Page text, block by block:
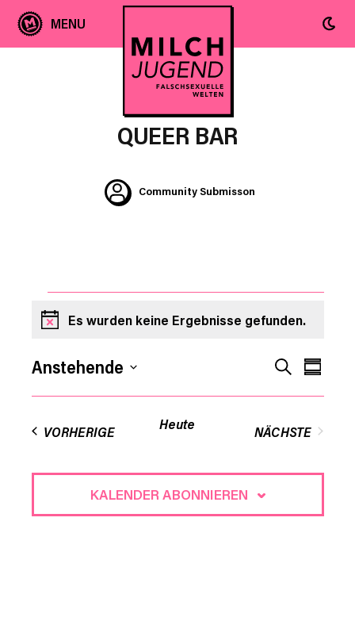
QUEER BAR
Community Submisson
VERANSTALTUNGEN
HinweisEs wurden keine Ergebnisse gefunden.
Suche
und
SUCHE
Anstehende
Datum
VORHERIGE
Heute
NÄCHSTE
KALENDER ABONNIEREN